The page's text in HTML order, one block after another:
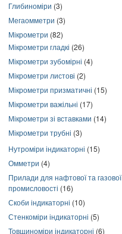
Глибиноміри (3)
Мегаомметри (3)
Мікрометри (82)
Мікрометри гладкі (26)
Мікрометри зубомірні (4)
Мікрометри листові (2)
Мікрометри призматичні (15)
Мікрометри важільні (17)
Мікрометри зі вставками (14)
Мікрометри трубні (3)
Нутроміри індикаторні (15)
Омметри (4)
Прилади для нафтової та газової
промисловості (16)
Скоби індикаторні (10)
Стенкоміри індикаторні (5)
Товщиноміри індикаторні (6)